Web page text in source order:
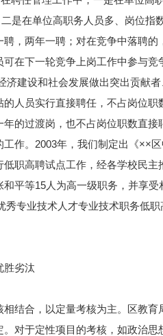
是在单位高职务人员多、岗位
，两年一聘；对在竞争中落聘
在下一轮竞争上岗工作中参与
济建设和社会发展做出突出贡献
的人员实行直接聘任，不占岗位
的过渡岗，也不占岗位职数直
作。2003年，我们制定出《××
职高聘试点工作，经各学校民
平等15人为高一级职务，并享
秀专业技术人才专业技术职务低
胜劣汰
结合，以定量考核为主。区教
对于定性项目的考核，如政治